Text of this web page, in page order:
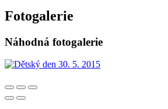
Fotogalerie
Náhodná fotogalerie